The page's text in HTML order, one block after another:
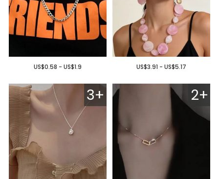
US$0.58 - US$1.9 US$3.91 - US$5.17
3+ 2+